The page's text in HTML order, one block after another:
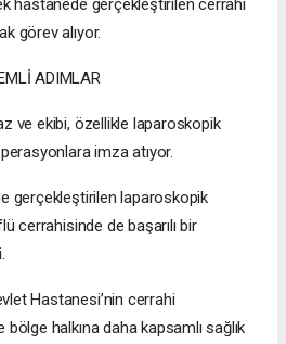
görev alıyor.
ADIMLAR
ve ekibi, özellikle laparoskopik
imza atıyor.
gerçekleştirilen laparoskopik
cerrahisinde de başarılı bir
Hastanesi’nin cerrahi
halkına daha kapsamlı sağlık